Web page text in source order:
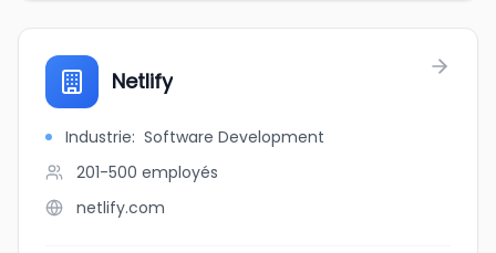
Netlify
Industrie: Software Development
201-500 employés
netlify.com